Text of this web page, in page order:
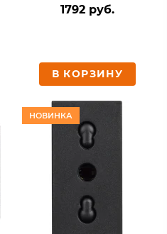
1792 руб.
В КОРЗИНУ
НОВИНКА